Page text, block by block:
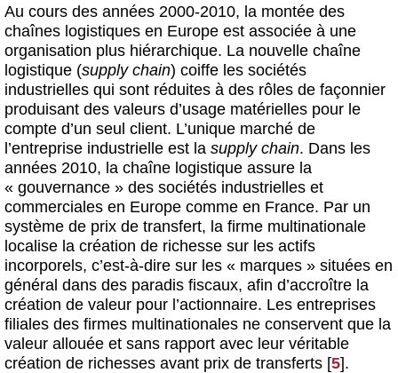
Au cours des années 2000-2010, la montée des
chaînes logistiques en Europe est associée à une
organisation plus hiérarchique. La nouvelle chaîne
logistique (supply chain) coiffe les sociétés
industrielles qui sont réduites à des rôles de façonnier
produisant des valeurs d’usage matérielles pour le
compte d’un seul client. L’unique marché de
l’entreprise industrielle est la supply chain. Dans les
années 2010, la chaîne logistique assure la
« gouvernance » des sociétés industrielles et
commerciales en Europe comme en France. Par un
système de prix de transfert, la firme multinationale
localise la création de richesse sur les actifs
incorporels, c’est-à-dire sur les « marques » situées en
général dans des paradis fiscaux, afin d’accroître la
création de valeur pour l’actionnaire. Les entreprises
filiales des firmes multinationales ne conservent que la
valeur allouée et sans rapport avec leur véritable
création de richesses avant prix de transferts [5].